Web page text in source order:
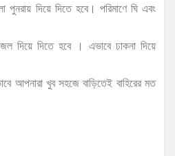
দিয়ে দিতে হবে। পরিমাণে ঘি এবং
দিয়ে দিতে হবে । এভাবে ঢাকনা দিয়ে
আপনারা খুব সহজে বাড়িতেই বাহিরের মত